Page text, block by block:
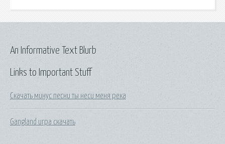
Links to Important Stuff
Скачать минус песни ты неси меня река
Gangland игра скачать
An Informative Text Blurb